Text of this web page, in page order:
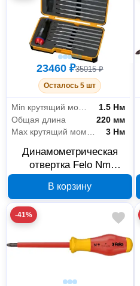
23460 ₽35015 ₽
Осталось 5 шт
1.5 Нм
Общая длина
220 мм
Max крутящий момент
3 Нм
Динамометрическая
отвертка Felo Nm
насадок
В корзину
-41%